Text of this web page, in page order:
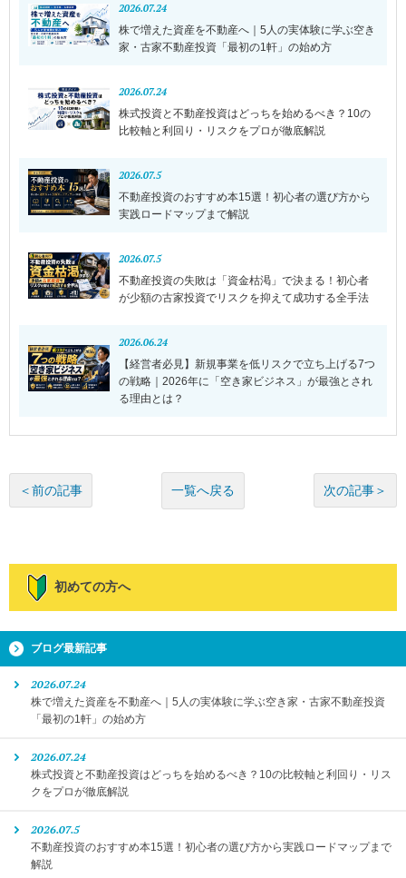
2026.07.24
株で増えた資産を不動産へ｜5人の実体験に学ぶ空き
家・古家不動産投資「最初の1軒」の始め方
2026.07.24
株式投資と不動産投資はどっちを始めるべき？10の
比較軸と利回り・リスクをプロが徹底解説
2026.07.5
不動産投資のおすすめ本15選！初心者の選び方から
実践ロードマップまで解説
2026.07.5
不動産投資の失敗は「資金枯渇」で決まる！初心者
が少額の古家投資でリスクを抑えて成功する全手法
2026.06.24
【経営者必見】新規事業を低リスクで立ち上げる7つ
の戦略｜2026年に「空き家ビジネス」が最強とされ
る理由とは？
＜前の記事 一覧へ戻る 次の記事＞
初めての方へ
ブログ最新記事
2026.07.24
株で増えた資産を不動産へ｜5人の実体験に学ぶ空き家・古家不動産投資
「最初の1軒」の始め方
2026.07.24
株式投資と不動産投資はどっちを始めるべき？10の比較軸と利回り・リス
クをプロが徹底解説
2026.07.5
不動産投資のおすすめ本15選！初心者の選び方から実践ロードマップまで
解説